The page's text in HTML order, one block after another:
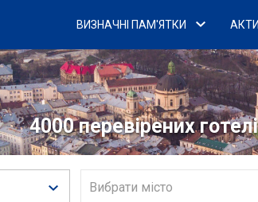
ВИЗНАЧНІ ПАМ'ЯТКИ
4000 перевірених
Вибрати місто